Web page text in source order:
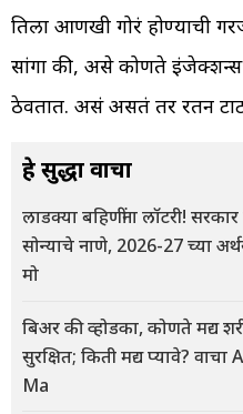
तिला आणखी गोरं होण्याची
सांगा की, असे कोणते
ठेवतात. असं असतं तर रतन
हे सुद्धा वाचा
लाडक्या बहिणींना लॉटरी!
सोन्याचे नाणे, 2026-27 च्या
मो
बिअर की व्होडका, कोणते मद्य
सुरक्षित; किती मद्य प्यावे? वाचा
Ma